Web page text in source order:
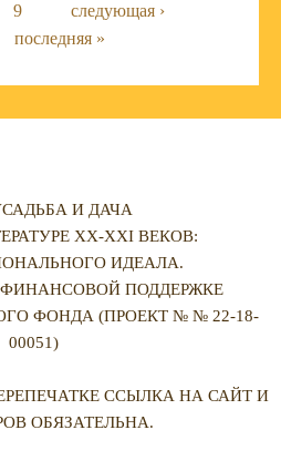
9
следующая ›
последняя »
И ДАЧА
XX-XXI ВЕКОВ:
ИДЕАЛА.
ПОДДЕРЖКЕ
ФОНДА (ПРОЕКТ № № 22-18-
00051)
ССЫЛКА НА САЙТ И
ОБЯЗАТЕЛЬНА.